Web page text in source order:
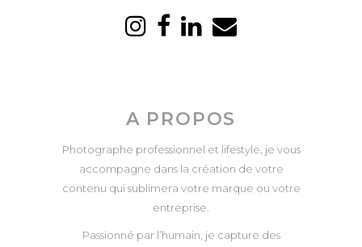
A PROPOS
Photographe professionnel et lifestyle, je vous
accompagne dans la création de votre
contenu qui sublimera votre marque ou votre
entreprise.
Passionné par l’humain, je capture des